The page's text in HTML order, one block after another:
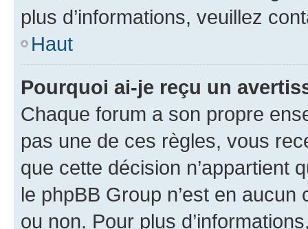
plus d’informations, veuillez
Haut
Pourquoi ai-je reçu un
Chaque forum a son propre
pas une de ces règles, vous
que cette décision n’appartient
le phpBB Group n’est en
ou non. Pour plus